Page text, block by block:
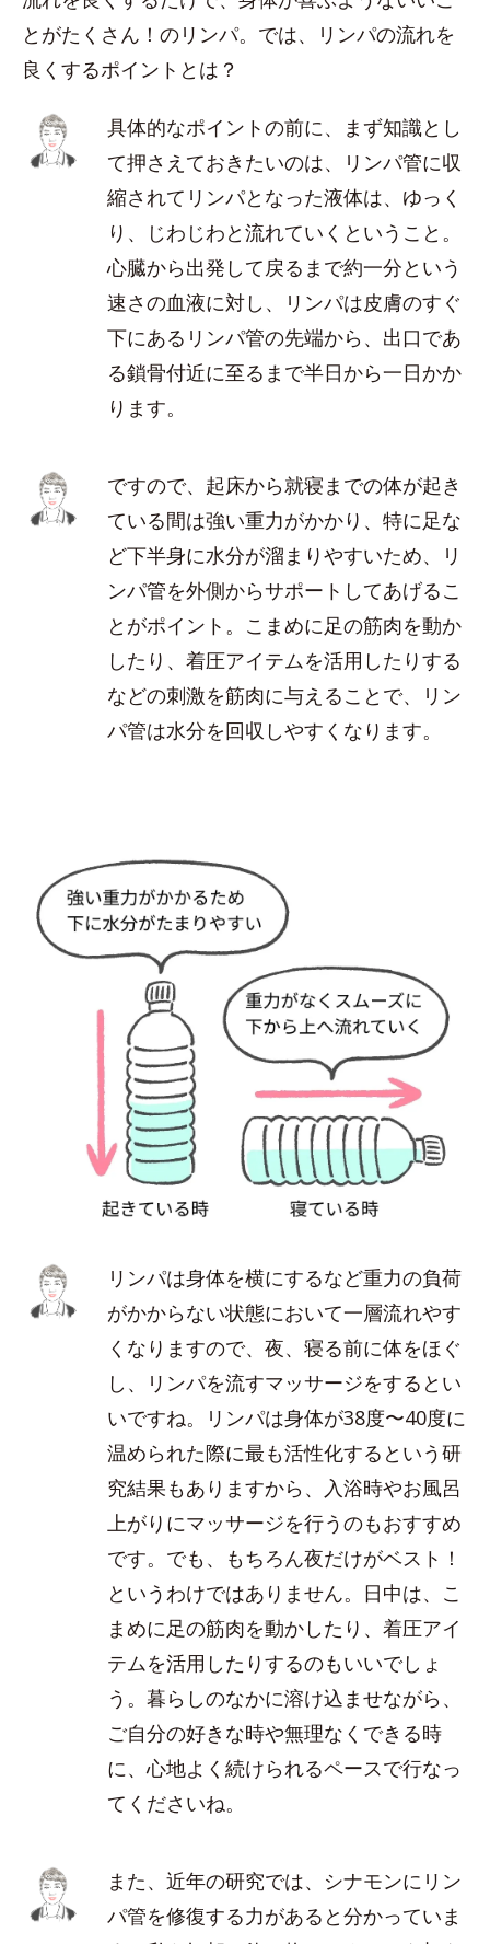
とがたくさん！のリンパ。では、リンパの流れを
良くするポイントとは？
具体的なポイントの前に、まず知識とし
て押さえておきたいのは、リンパ管に収
縮されてリンパとなった液体は、ゆっく
り、じわじわと流れていくということ。
心臓から出発して戻るまで約一分という
速さの血液に対し、リンパは皮膚のすぐ
下にあるリンパ管の先端から、出口であ
る鎖骨付近に至るまで半日から一日かか
ります。
ですので、起床から就寝までの体が起き
ている間は強い重力がかかり、特に足な
ど下半身に水分が溜まりやすいため、リ
ンパ管を外側からサポートしてあげるこ
とがポイント。こまめに足の筋肉を動か
したり、着圧アイテムを活用したりする
などの刺激を筋肉に与えることで、リン
パ管は水分を回収しやすくなります。
リンパは身体を横にするなど重力の負荷
がかからない状態において一層流れやす
くなりますので、夜、寝る前に体をほぐ
し、リンパを流すマッサージをするとい
いですね。リンパは身体が38度〜40度に
温められた際に最も活性化するという研
究結果もありますから、入浴時やお風呂
上がりにマッサージを行うのもおすすめ
です。でも、もちろん夜だけがベスト！
というわけではありません。日中は、こ
まめに足の筋肉を動かしたり、着圧アイ
テムを活用したりするのもいいでしょ
う。暮らしのなかに溶け込ませながら、
ご自分の好きな時や無理なくできる時
に、心地よく続けられるペースで行なっ
てくださいね。
また、近年の研究では、シナモンにリン
パ管を修復する力があると分かっていま